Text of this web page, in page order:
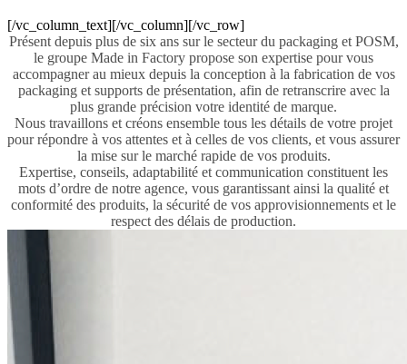
[/vc_column_text][/vc_column][/vc_row]
Présent depuis plus de six ans sur le secteur du packaging et POSM,
le groupe Made in Factory propose son expertise pour vous
accompagner au mieux depuis la conception à la fabrication de vos
packaging et supports de présentation, afin de retranscrire avec la
plus grande précision votre identité de marque.
Nous travaillons et créons ensemble tous les détails de votre projet
pour répondre à vos attentes et à celles de vos clients, et vous assurer
la mise sur le marché rapide de vos produits.
Expertise, conseils, adaptabilité et communication constituent les
mots d’ordre de notre agence, vous garantissant ainsi la qualité et
conformité des produits, la sécurité de vos approvisionnements et le
respect des délais de production.